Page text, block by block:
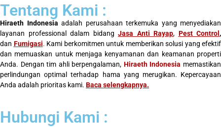
Tentang Kami :
Hiraeth Indonesia adalah perusahaan terkemuka yang menyediakan
layanan professional dalam bidang Jasa Anti Rayap, Pest Control ,
dan Fumigasi. Kami berkomitmen untuk memberikan solusi yang efektif
dan memuaskan untuk menjaga kenyamanan dan keamanan properti
Anda. Dengan tim ahli berpengalaman, Hiraeth Indonesia memastikan
perlindungan optimal terhadap hama yang merugikan. Kepercayaan
Anda adalah prioritas kami. Baca selengkapnya.
Hubungi Kami :